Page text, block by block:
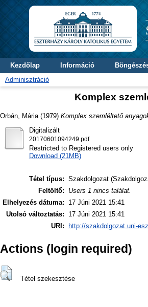
Kezdőlap Információ
Adminisztráció
Komplex
Orbán, Mária (1979) Komplex szemléltető
Digitalizált
20170601094249.pdf
Restricted to Registered users only
Download (21MB)
Tétel típus: Szakdolgozat
Feltöltő:
Users 1 nincs találat.
Elhelyezés dátuma:
17 Júni 2021 15:41
Utolsó változtatás:
17 Júni 2021 15:41
URI:
http://szakdolgozat.uni-
Actions (login required)
Tétel szekesztése